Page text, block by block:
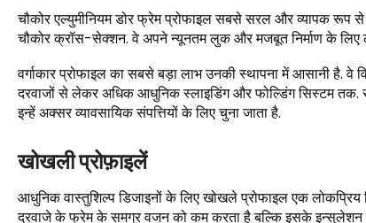
चौकोर एल्युमीनियम डोर फ्रेम प्रोफाइल सबसे सरल और व्यापक रूप
चौकोर क्रॉस-सेक्शन. वे अपने न्यूनतम लुक और मजबूत निर्माण के लिए
वर्गाकार प्रोफाइल का सबसे बड़ा लाभ उनकी स्थापना में आसानी है.
दरवाजों से लेकर अधिक आधुनिक स्लाइडिंग और फोल्डिंग सिस्टम तक.
इन्हें अक्सर व्यावसायिक संपत्तियों के लिए चुना जाता है.
खोखली प्रोफ़ाइलें
आधुनिक वास्तुशिल्प डिजाइनों के लिए खोखले प्रोफाइल एक
दरवाजे के फ्रेम के समग्र वजन को कम करता है बल्कि इसके इन्सुलेशन